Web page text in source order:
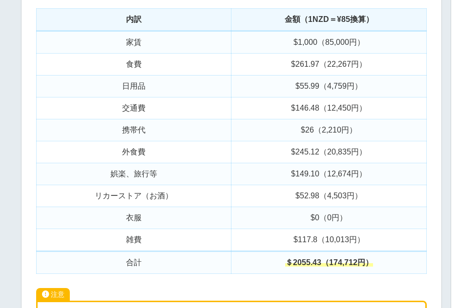
内訳 金額（1NZD＝¥85換算）
家賃 $1,000（85,000円）
食費 $261.97（22,267円）
日用品 $55.99（4,759円）
交通費 $146.48（12,450円）
携帯代 $26（2,210円）
外食費 $245.12（20,835円）
娯楽、旅行等 $149.10（12,674円）
リカーストア（お酒） $52.98（4,503円）
衣服 $0（0円）
雑費 $117.8（10,013円）
合計 ＄2055.43（174,712円）
注意